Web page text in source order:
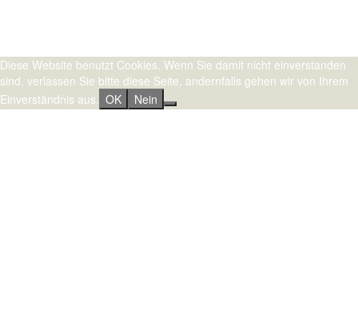
Diese Website benutzt Cookies. Wenn Sie damit nicht einverstanden
sind, verlassen Sie bitte diese Seite, andernfalls gehen wir von Ihrem
Einverständnis aus. OK Nein